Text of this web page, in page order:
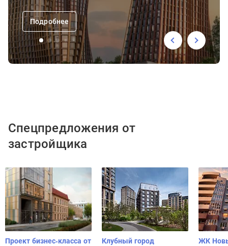
Подробнее
Спецпредложения от
застройщика
Проект бизнес-класса от
Клубный город
ЖК